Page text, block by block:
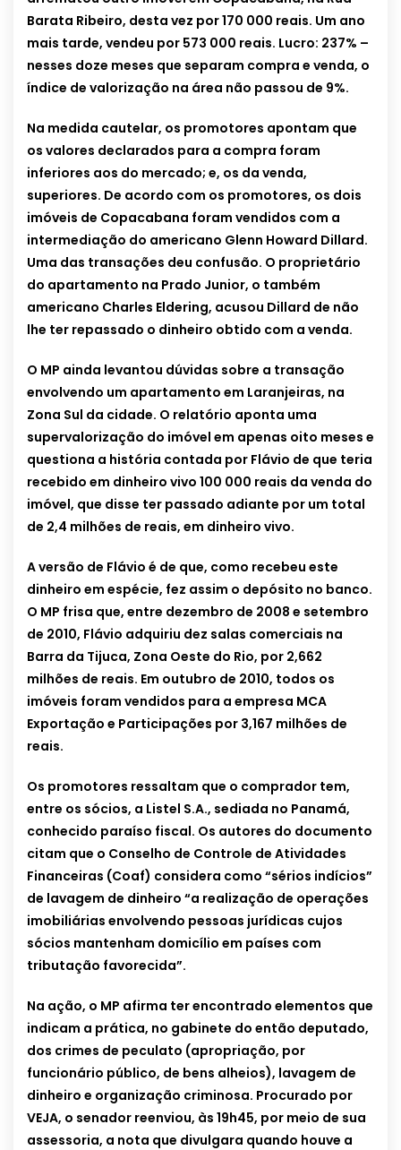
Barata Ribeiro, desta vez por 170 000 reais. Um ano
mais tarde, vendeu por 573 000 reais. Lucro: 237% –
nesses doze meses que separam compra e venda, o
índice de valorização na área não passou de 9%.
Na medida cautelar, os promotores apontam que
os valores declarados para a compra foram
inferiores aos do mercado; e, os da venda,
superiores. De acordo com os promotores, os dois
imóveis de Copacabana foram vendidos com a
intermediação do americano Glenn Howard Dillard.
Uma das transações deu confusão. O proprietário
do apartamento na Prado Junior, o também
americano Charles Eldering, acusou Dillard de não
lhe ter repassado o dinheiro obtido com a venda.
O MP ainda levantou dúvidas sobre a transação
envolvendo um apartamento em Laranjeiras, na
Zona Sul da cidade. O relatório aponta uma
supervalorização do imóvel em apenas oito meses e
questiona a história contada por Flávio de que teria
recebido em dinheiro vivo 100 000 reais da venda do
imóvel, que disse ter passado adiante por um total
de 2,4 milhões de reais, em dinheiro vivo.
A versão de Flávio é de que, como recebeu este
dinheiro em espécie, fez assim o depósito no banco.
O MP frisa que, entre dezembro de 2008 e setembro
de 2010, Flávio adquiriu dez salas comerciais na
Barra da Tijuca, Zona Oeste do Rio, por 2,662
milhões de reais. Em outubro de 2010, todos os
imóveis foram vendidos para a empresa MCA
Exportação e Participações por 3,167 milhões de
reais.
Os promotores ressaltam que o comprador tem,
entre os sócios, a Listel S.A., sediada no Panamá,
conhecido paraíso fiscal. Os autores do documento
citam que o Conselho de Controle de Atividades
Financeiras (Coaf) considera como “sérios indícios”
de lavagem de dinheiro “a realização de operações
imobiliárias envolvendo pessoas jurídicas cujos
sócios mantenham domicílio em países com
tributação favorecida”.
Na ação, o MP afirma ter encontrado elementos que
indicam a prática, no gabinete do então deputado,
dos crimes de peculato (apropriação, por
funcionário público, de bens alheios), lavagem de
dinheiro e organização criminosa. Procurado por
VEJA, o senador reenviou, às 19h45, por meio de sua
assessoria, a nota que divulgara quando houve a